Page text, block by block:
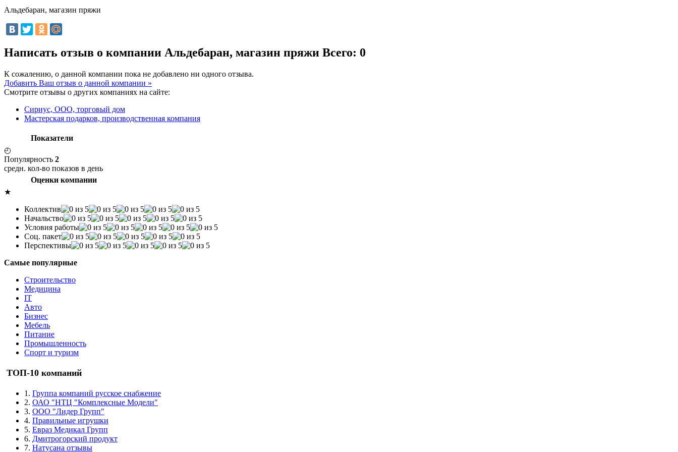
Альдебаран, магазин пряжи
Написать отзыв о компании Альдебаран, магазин пряжи Всего: 0
К сожалению, о данной компании пока не добавлено ни одного отзыва.
Добавить Ваш отзыв о данной компании »
Смотрите отзывы о других компаниях на сайте:
Сириус, ООО, торговый дом
Мастерская подарков, производственная компания
Показатели
◴
Популярность 2
средн. кол-во показов в день
Оценки компании
★
Коллектив
Начальство
Условия работы
Соц. пакет
Перспективы
Самые популярные
Строительство
Медицина
IT
Авто
Бизнес
Мебель
Питание
Промышленность
Спорт и туризм
ТОП-10 компаний
1. Группа компаний русское снабжение
2. ОАО "НТЦ "Комплексные Модели"
3. ООО "Лидер Групп"
4. Правильные игрушки
5. Евраз Медикал Групп
6. Дмитрогорский продукт
7. Натусана отзывы